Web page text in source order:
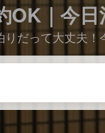
OK｜今
りだって大丈夫